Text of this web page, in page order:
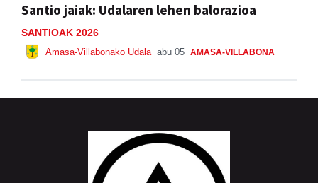
Santio jaiak: Udalaren lehen balorazioa
SANTIOAK 2026
Amasa-Villabonako Udala abu 05 AMASA-VILLABONA